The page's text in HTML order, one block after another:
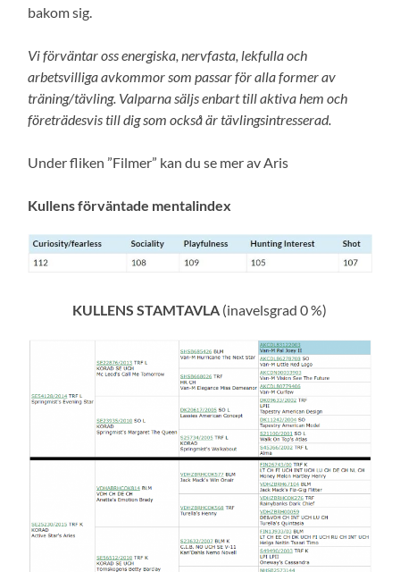
bakom sig.
Vi förväntar oss energiska, nervfasta, lekfulla och
arbetsvilliga avkommor som passar för alla former av
träning/tävling. Valparna säljs enbart till aktiva hem och
företrädesvis till dig som också är tävlingsintresserad.
Under fliken ”Filmer” kan du se mer av Aris
Kullens förväntade mentalindex
KULLENS STAMTAVLA (inavelsgrad 0 %)